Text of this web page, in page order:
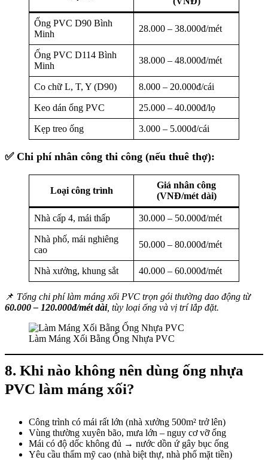
Ống PVC D90 Bình
Minh
28.000 – 38.000đ/mét
Ống PVC D114 Bình
Minh
38.000 – 48.000đ/mét
Co chữ L, T, Y (D90) 8.000 – 20.000đ/cái
Keo dán ống PVC 25.000 – 40.000đ/lọ
Kẹp treo ống 3.000 – 5.000đ/cái
✅ Chi phí nhân công thi công (nếu thuê thợ):
Loại công trình
Giá nhân công
(VNĐ/mét dài)
Nhà cấp 4, mái thấp 30.000 – 50.000đ/mét
Nhà phố, mái nghiêng
cao
50.000 – 80.000đ/mét
Nhà xưởng, khung sắt 40.000 – 60.000đ/mét
📌 Tổng chi phí làm máng xối PVC trọn gói thường dao động từ
60.000 – 120.000đ/mét dài, tùy loại ống và vị trí lắp đặt.
Làm Máng Xối Bằng Ống Nhựa PVC
8. Khi nào không nên dùng ống nhựa
PVC làm máng xối?
Công trình có mái rất lớn (nhà xưởng 500m² trở lên)
Vùng thường xuyên bão, mưa lớn – nguy cơ vỡ ống
Mái có độ dốc không đủ → nước dồn ứ gây bục ống
Yêu cầu thẩm mỹ cao (nhà biệt thự, nhà phố mặt tiền)